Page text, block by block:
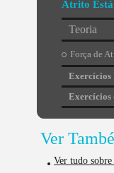
Atrito
Teoria
Força de
Exercícios
Exercícios
Ver
Ver tudo